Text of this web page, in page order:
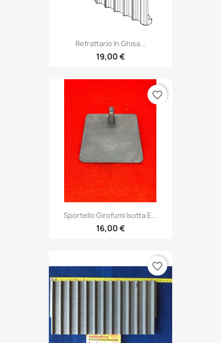
Refrattario In Ghisa...
19,00 €
Sportello Girofumi Isotta E...
16,00 €
favorite_border
favorite_border